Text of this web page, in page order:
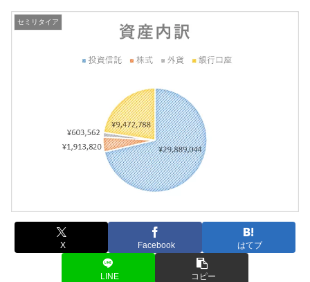
セミリタイア
X Facebook はてブ
LINE コピー